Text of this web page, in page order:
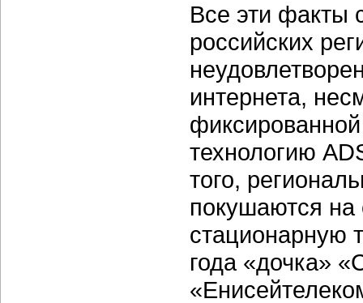
Все эти факты
российских
интернета,
технологию
того,
покушаются
стационарную
года «дочка»